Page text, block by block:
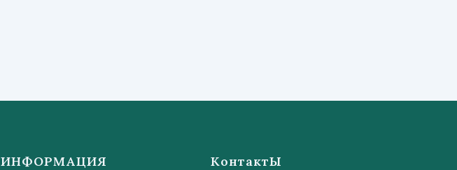
ИНФОРМАЦИЯ КонтактЫ